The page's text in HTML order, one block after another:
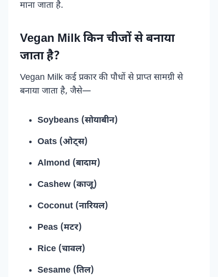
माना जाता है.
Vegan Milk किन चीजों से बनाया
जाता है?
Vegan Milk कई प्रकार की पौधों से प्राप्त सामग्री से
बनाया जाता है, जैसे—
Soybeans (सोयाबीन)
Oats (ओट्स)
Almond (बादाम)
Cashew (काजू)
Coconut (नारियल)
Peas (मटर)
Rice (चावल)
Sesame (तिल)